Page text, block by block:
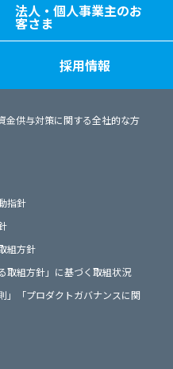
法人・個人事業主のお
客さま
採用情報
金供与対策に関する全社的な方
指針
組方針
取組方針」に基づく取組状況
」「プロダクトガバナンスに関